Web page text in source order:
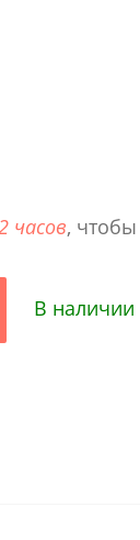
часов, чтобы
В наличии